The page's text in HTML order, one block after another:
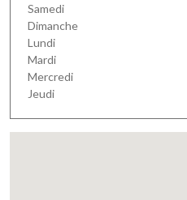
Samedi
Dimanche
Lundi
Mardi
Mercredi
Jeudi